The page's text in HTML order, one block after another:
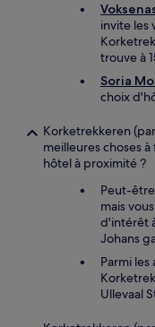
invite les
trouve à
Soria
choix
Korketrekkeren
meilleures choses
hôtel à proximité ?
Peut-
mais
d'intérêt
Johans
Parmi
Ullevaal